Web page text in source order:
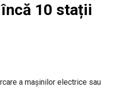
10 stații
a mașinilor electrice sau